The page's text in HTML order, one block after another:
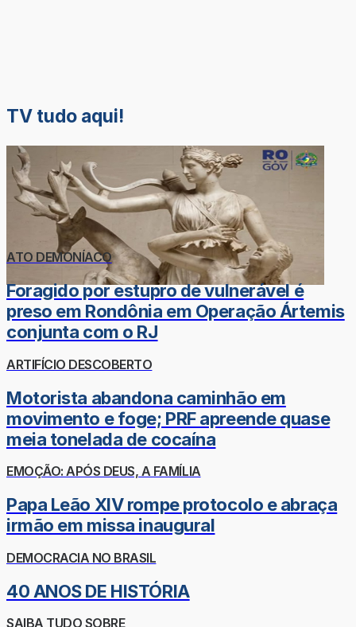
TV tudo aqui!
ATO DEMONÍACO
Foragido por estupro de vulnerável é
preso em Rondônia em Operação Ártemis
conjunta com o RJ
ARTIFÍCIO DESCOBERTO
Motorista abandona caminhão em
movimento e foge; PRF apreende quase
meia tonelada de cocaína
EMOÇÃO: APÓS DEUS, A FAMÍLIA
Papa Leão XIV rompe protocolo e abraça
irmão em missa inaugural
DEMOCRACIA NO BRASIL
40 ANOS DE HISTÓRIA
SAIBA TUDO SOBRE